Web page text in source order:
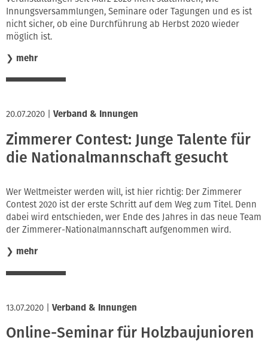
Innungsversammlungen, Seminare oder Tagungen und es ist
nicht sicher, ob eine Durchführung ab Herbst 2020 wieder
möglich ist.
❯ mehr
20.07.2020 Verband & Innungen
Zimmerer Contest: Junge Talente für
die Nationalmannschaft gesucht
Wer Weltmeister werden will, ist hier richtig: Der Zimmerer
Contest 2020 ist der erste Schritt auf dem Weg zum Titel. Denn
dabei wird entschieden, wer Ende des Jahres in das neue Team
der Zimmerer-Nationalmannschaft aufgenommen wird.
❯ mehr
13.07.2020 Verband & Innungen
Online-Seminar für Holzbaujunioren